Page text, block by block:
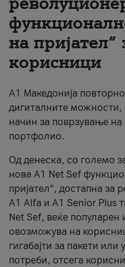
За нас
#ПодобарОнлајн
на
корисници
А1 Македонија
дигиталните можности,
начин за поврзување
портфолио.
Од денеска, со големо
нова A1 Net Sef
пријател“, достапна за
А1 Alfa и A1 Senior Plus
Net Sef, веќе популарен
овозможува на
гигабајти за пакети
потреби, отсега